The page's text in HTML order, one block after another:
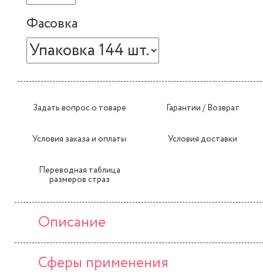
Фасовка
Задать вопрос о товаре Гарантии / Возврат
Условия заказа и оплаты Условия доставки
Переводная таблица
размеров страз
Описание
Сферы применения